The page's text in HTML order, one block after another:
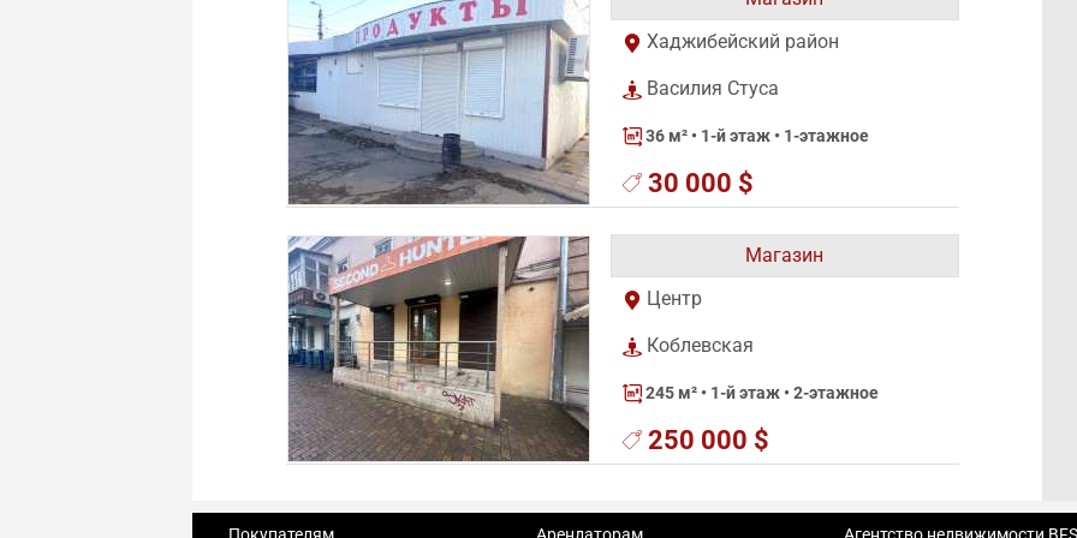
Хаджибейский район
Василия Стуса
36 м²• 1-й этаж • 1-этажное
30 000 $
Магазин
Центр
Коблевская
245 м²• 1-й этаж • 2-этажное
250 000 $